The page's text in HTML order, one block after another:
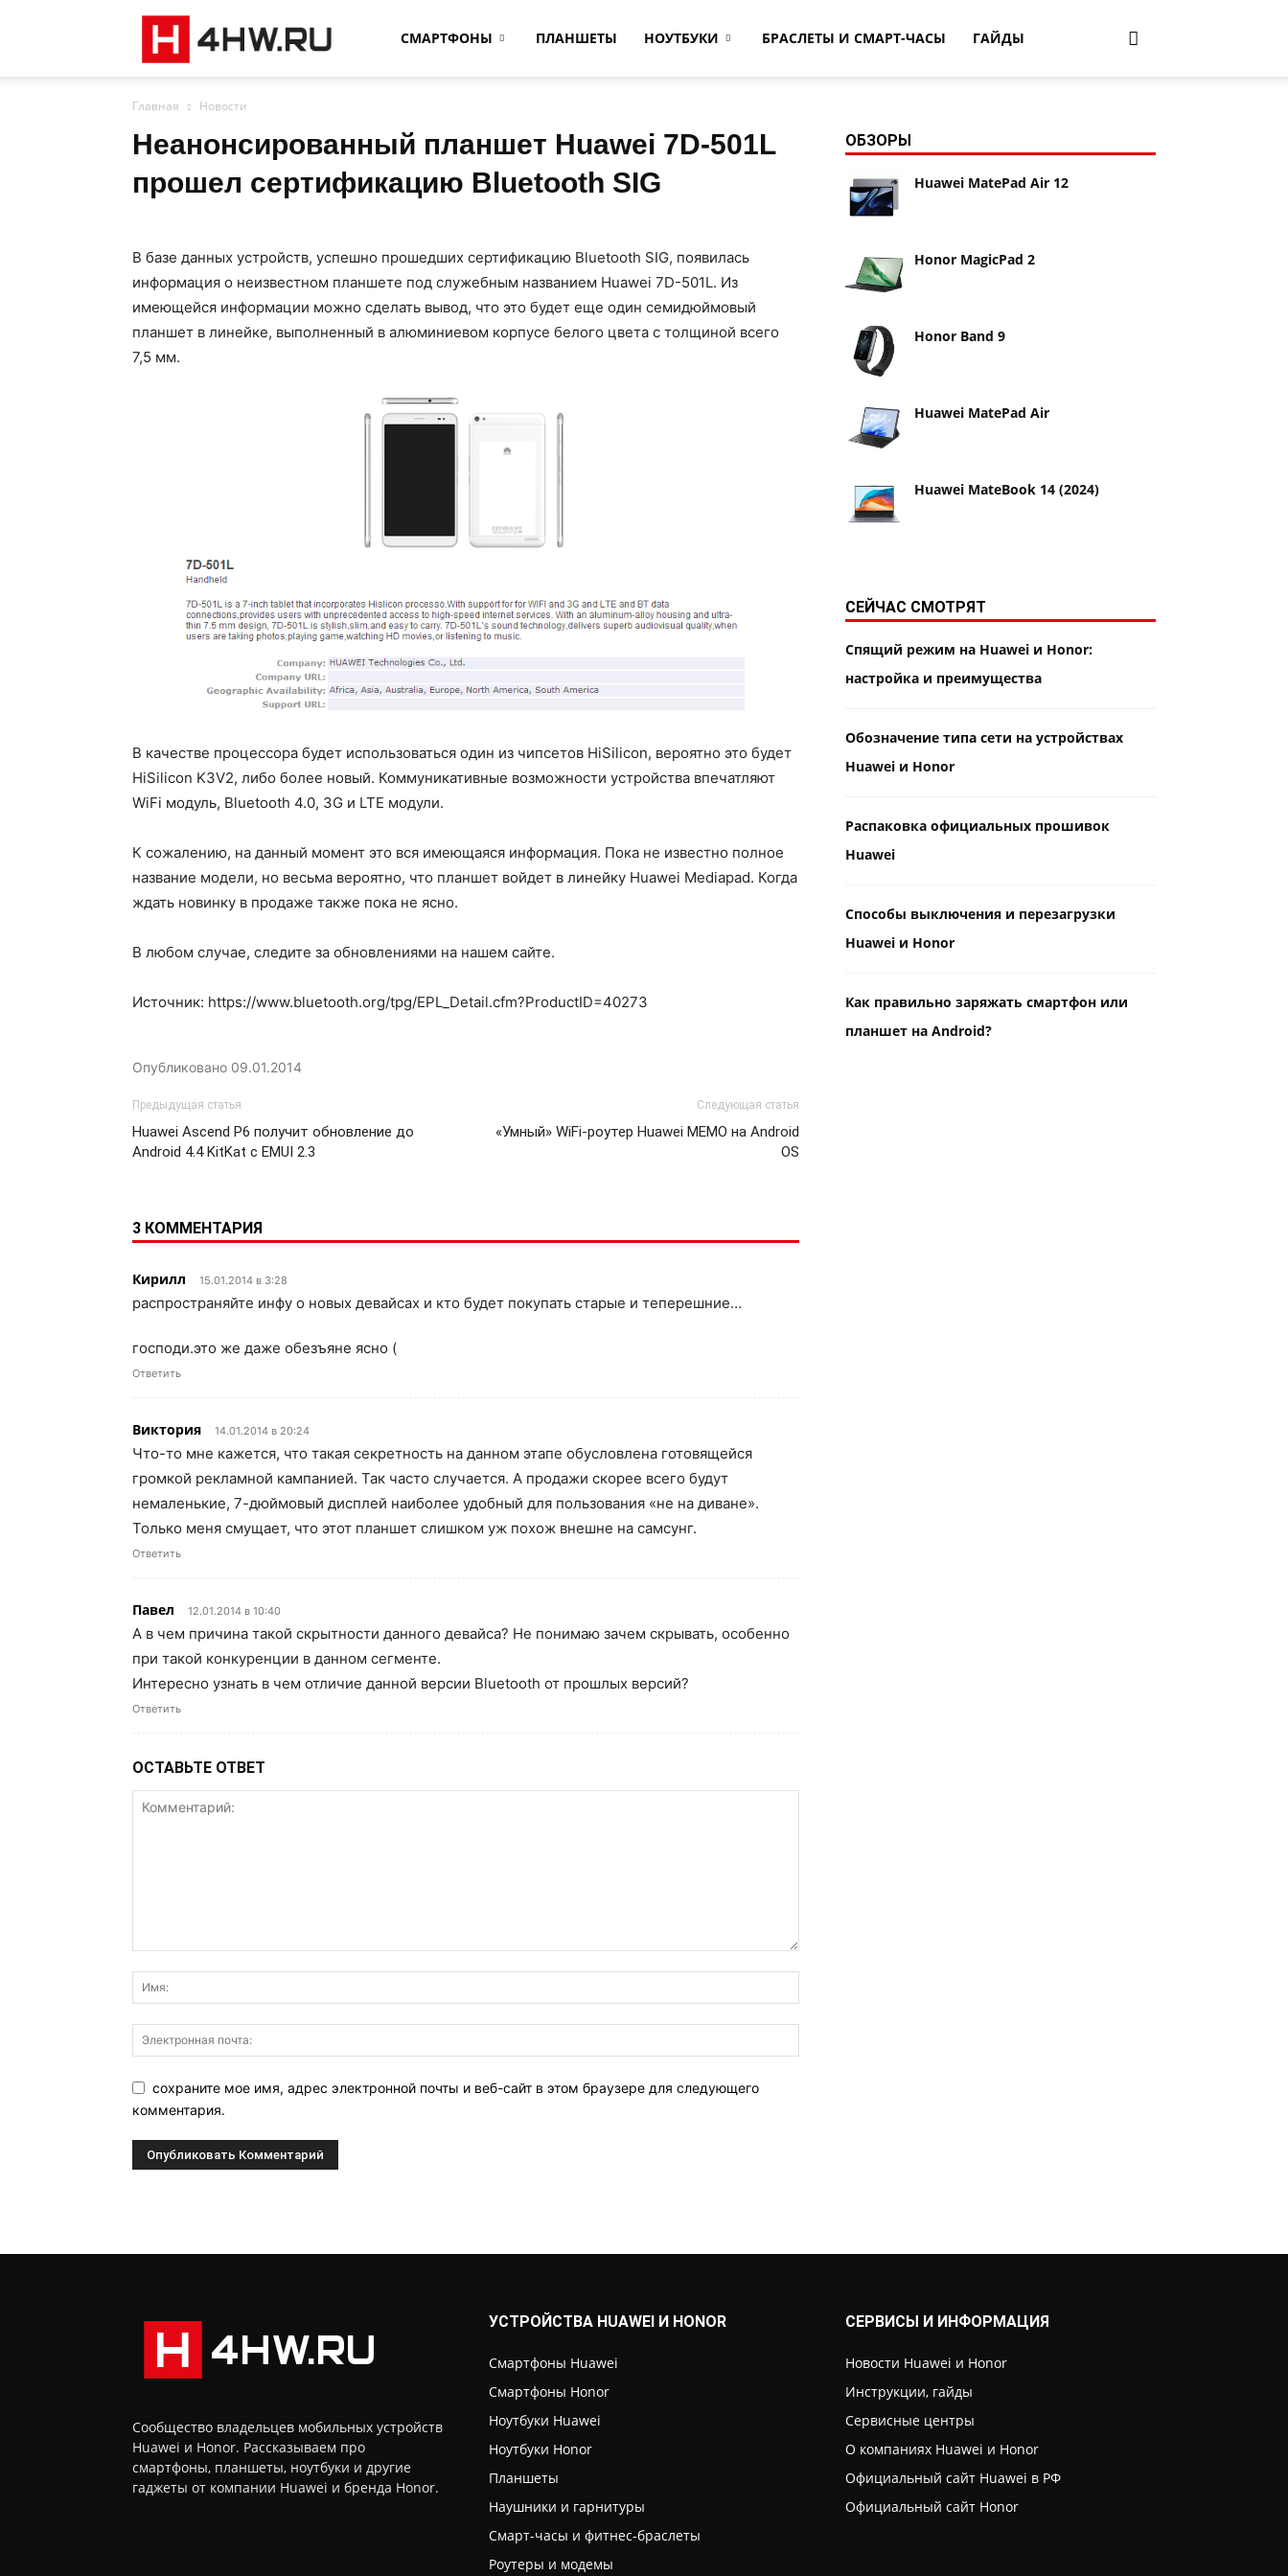
СМАРТФОНЫ ПЛАНШЕТЫ НОУТБУКИ БРАСЛЕТЫ И СМАРТ-ЧАСЫ ГАЙДЫ
Главная Новости
Неанонсированный планшет Huawei 7D-501L
прошел сертификацию Bluetooth SIG
В базе данных устройств, успешно прошедших сертификацию Bluetooth SIG, появилась
информация о неизвестном планшете под служебным названием Huawei 7D-501L. Из
имеющейся информации можно сделать вывод, что это будет еще один семидюймовый
планшет в линейке, выполненный в алюминиевом корпусе белого цвета с толщиной всего
7,5 мм.
В качестве процессора будет использоваться один из чипсетов HiSilicon, вероятно это будет
HiSilicon K3V2, либо более новый. Коммуникативные возможности устройства впечатляют
WiFi модуль, Bluetooth 4.0, 3G и LTE модули.
К сожалению, на данный момент это вся имеющаяся информация. Пока не известно полное
название модели, но весьма вероятно, что планшет войдет в линейку Huawei Mediapad. Когда
ждать новинку в продаже также пока не ясно.
В любом случае, следите за обновлениями на нашем сайте.
Источник: https://www.bluetooth.org/tpg/EPL_Detail.cfm?ProductID=40273
Опубликовано 09.01.2014
Предыдущая статья
Huawei Ascend P6 получит обновление до
Android 4.4 KitKat с EMUI 2.3
Следующая статья
«Умный» WiFi-роутер Huawei MEMO на Android
OS
3 КОММЕНТАРИЯ
Кирилл 15.01.2014 в 3:28
распространяйте инфу о новых девайсах и кто будет покупать старые и теперешние…
господи.это же даже обезъяне ясно (
Ответить
Виктория 14.01.2014 в 20:24
Что-то мне кажется, что такая секретность на данном этапе обусловлена готовящейся
громкой рекламной кампанией. Так часто случается. А продажи скорее всего будут
немаленькие, 7-дюймовый дисплей наиболее удобный для пользования «не на диване».
Только меня смущает, что этот планшет слишком уж похож внешне на самсунг.
Ответить
Павел 12.01.2014 в 10:40
А в чем причина такой скрытности данного девайса? Не понимаю зачем скрывать, особенно
при такой конкуренции в данном сегменте.
Интересно узнать в чем отличие данной версии Bluetooth от прошлых версий?
Ответить
ОСТАВЬТЕ ОТВЕТ
сохраните мое имя, адрес электронной почты и веб-сайт в этом браузере для следующего
комментария.
ОБЗОРЫ
Huawei MatePad Air 12
Honor MagicPad 2
Honor Band 9
Huawei MatePad Air
Huawei MateBook 14 (2024)
СЕЙЧАС СМОТРЯТ
Спящий режим на Huawei и Honor:
настройка и преимущества
Обозначение типа сети на устройствах
Huawei и Honor
Распаковка официальных прошивок
Huawei
Способы выключения и перезагрузки
Huawei и Honor
Как правильно заряжать смартфон или
планшет на Android?
Сообщество владельцев мобильных устройств
Huawei и Honor. Рассказываем про
смартфоны, планшеты, ноутбуки и другие
гаджеты от компании Huawei и бренда Honor.
УСТРОЙСТВА HUAWEI И HONOR
Смартфоны Huawei
Смартфоны Honor
Ноутбуки Huawei
Ноутбуки Honor
Планшеты
Наушники и гарнитуры
Смарт-часы и фитнес-браслеты
Роутеры и модемы
СЕРВИСЫ И ИНФОРМАЦИЯ
Новости Huawei и Honor
Инструкции, гайды
Сервисные центры
О компаниях Huawei и Honor
Официальный сайт Huawei в РФ
Официальный сайт Honor